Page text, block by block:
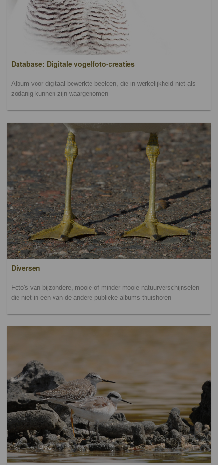
Database: Digitale vogelfoto-creaties
Album voor digitaal bewerkte beelden, die in werkelijkheid niet als
zodanig kunnen zijn waargenomen
Diversen
Foto's van bijzondere, mooie of minder mooie natuurverschijnselen
die niet in een van de andere publieke albums thuishoren